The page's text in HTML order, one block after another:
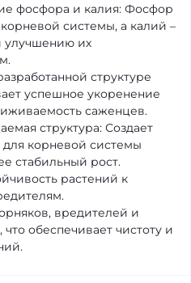
фосфора и калия: Фосфор
системы, а калий –
улучшению их
структуре
успешное укоренение
саженцев.
структура: Создает
корневой системы
стабильный рост.
растений к
вредителей и
обеспечивает чистоту и